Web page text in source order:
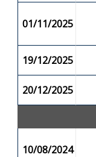
01/11/2025
19/12/2025
20/12/2025
10/08/2024